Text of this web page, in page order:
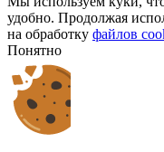
удобно. Продолжая
на обработку файлов
Понятно